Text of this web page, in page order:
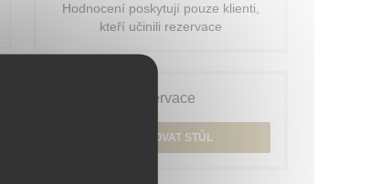
Hodnocení poskytují pouze klienti,
kteří učinili rezervace
Rezervace
REZERVOVAT STŮL